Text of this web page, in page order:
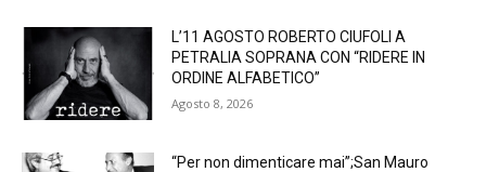
L’11 AGOSTO ROBERTO CIUFOLI A
PETRALIA SOPRANA CON “RIDERE IN
ORDINE ALFABETICO”
Agosto 8, 2026
“Per non dimenticare mai”;San Mauro